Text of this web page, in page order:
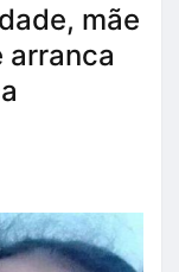
mãe
arranca